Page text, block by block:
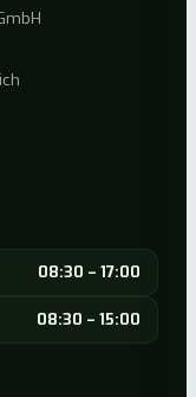
08:30 – 17:00
08:30 – 15:00